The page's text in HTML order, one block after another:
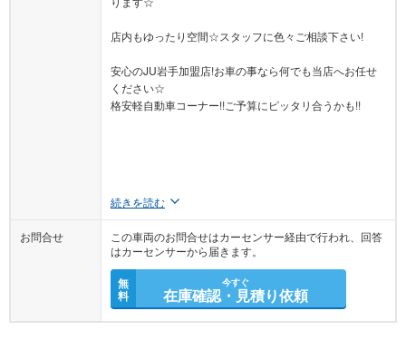
ください☆
格安軽自動車コーナー!!ご予算にピッタリ合うかも!!
この車両のお問合せはカーセンサー経由で行われ、回答
はカーセンサーから届きます。
無
料
今すぐ
在庫確認・見積り依頼